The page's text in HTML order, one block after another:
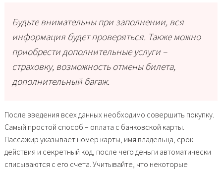
Будьте внимательны при заполнении, вся
информация будет проверяться. Также можно
приобрести дополнительные услуги –
страховку, возможность отмены билета,
дополнительный багаж.
После введения всех данных необходимо совершить покупку.
Самый простой способ – оплата с банковской карты.
Пассажир указывает номер карты, имя владельца, срок
действия и секретный код, после чего деньги автоматически
списываются с его счета. Учитывайте, что некоторые